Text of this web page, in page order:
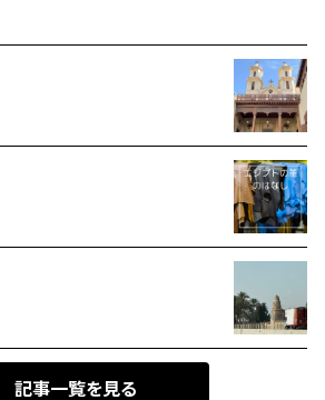
記事一覧を見る